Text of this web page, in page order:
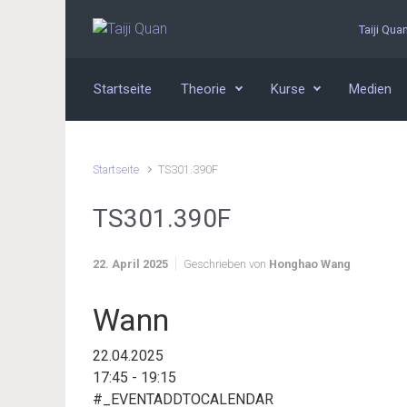
Zum Hauptinhalt springen Taiji
Startseite Theorie Kurse Medien
Startseite TS301.390F
TS301.390F
22. April 2025 Geschrieben von Honghao Wang
Wann
22.04.2025
17:45 - 19:15
#_EVENTADDTOCALENDAR